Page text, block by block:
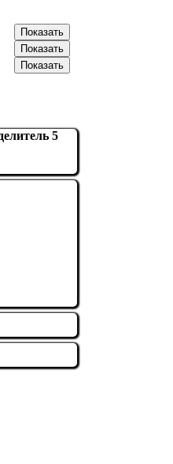
Показать
Показать
Показать